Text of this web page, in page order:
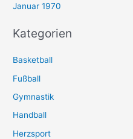
Januar 1970
Kategorien
Basketball
Fußball
Gymnastik
Handball
Herzsport